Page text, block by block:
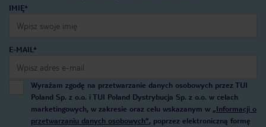
IMIĘ*
E-MAIL*
Wyrażam zgodę na przetwarzanie danych osobowych przez TUI
Poland Sp. z o.o. i TUI Poland Dystrybucja Sp. z o.o. w celach
marketingowych, w zakresie oraz celu wskazanym w „Informacji o
przetwarzaniu danych osobowych”, poprzez elektroniczną formę